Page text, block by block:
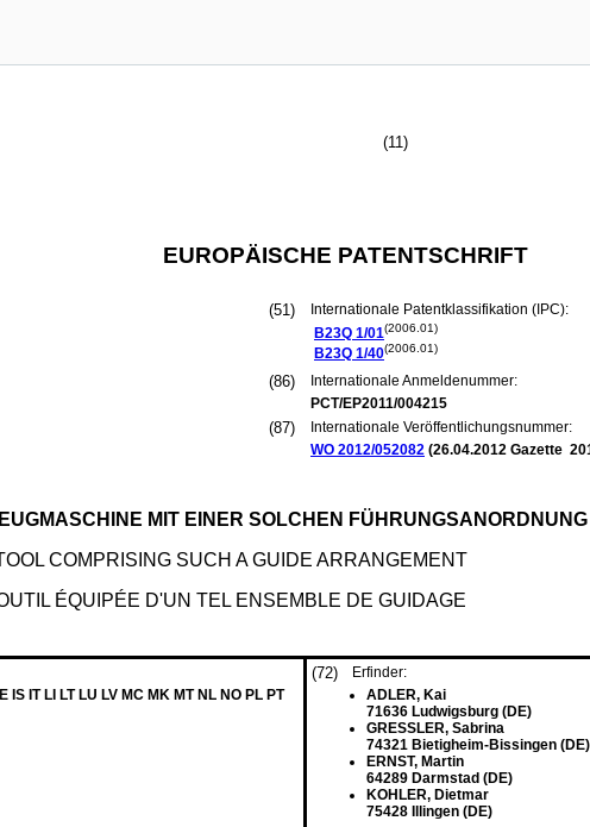
(11)
EUROPÄISCHE PATENTSCHRIFT
(51)
Internationale Patentklassifikation (IPC):
B23Q 1/01(2006.01)
B23Q 1/40(2006.01)
(86)
Internationale Anmeldenummer:
PCT/EP2011/004215
(87)
Internationale Veröffentlichungsnummer:
WO 2012/052082 (26.04.2012 Gazette
MIT EINER SOLCHEN FÜHRUNGSANORDNUNG
COMPRISING SUCH A GUIDE ARRANGEMENT
ÉQUIPÉE D'UN TEL ENSEMBLE DE GUIDAGE
IT LI LT LU LV MC MK MT NL NO PL PT
(72)
Erfinder:
ADLER, Kai
71636 Ludwigsburg (DE)
GRESSLER, Sabrina
74321 Bietigheim-Bissingen (DE)
ERNST, Martin
64289 Darmstad (DE)
KOHLER, Dietmar
75428 Illingen (DE)